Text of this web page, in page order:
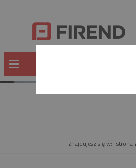
Znajdujesz się w: strona